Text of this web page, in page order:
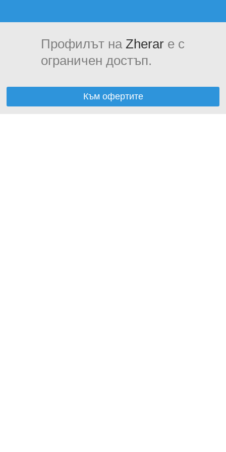
Профилът на Zherar е с
ограничен достъп.
Към офертите